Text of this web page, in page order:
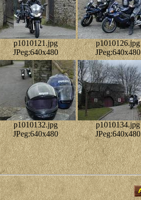
p1010121.jpg
JPeg:640x480
p1010126.jpg
JPeg:640x480
p1010132.jpg
JPeg:640x480
p1010134.jpg
JPeg:640x480